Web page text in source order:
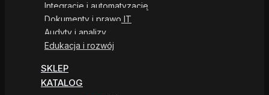
Integracje i automatyzacje
Dokumenty i prawo IT
Audyty i analizy
Edukacja i rozwój
SKLEP
KATALOG